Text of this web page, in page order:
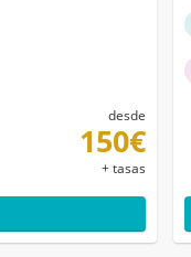
desde
150€
+ tasas